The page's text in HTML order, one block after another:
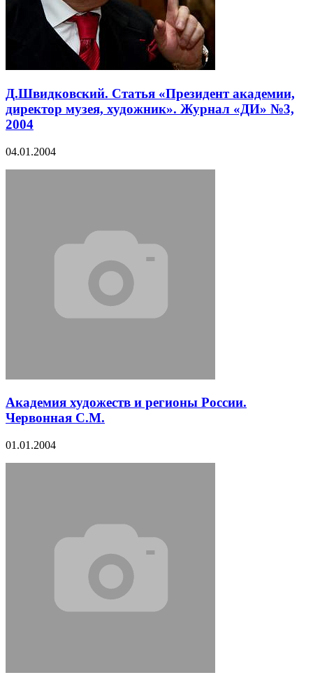
Д.Швидковский. Статья «Президент академии,
директор музея, художник». Журнал «ДИ» №3,
2004
04.01.2004
Академия художеств и регионы России.
Червонная С.М.
01.01.2004